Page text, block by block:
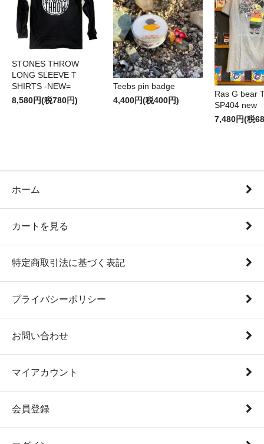
STONES THROW
LONG SLEEVE T
SHIRTS -NEW=
8,580円(税780円)
Teebs pin badge
4,400円(税400円)
Ras G bear
SP404 new
7,480円(税
ホーム
カートを見る
特定商取引法に基づく表記
プライバシーポリシー
お問い合わせ
マイアカウント
会員登録